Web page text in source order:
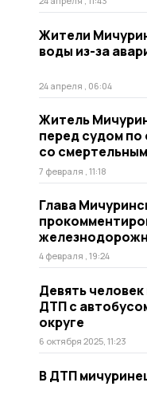
Жители
воды из-за
24 апреля , 06:04
Житель
перед судом
со
7 февраля , 11:18
Глава
4 февраля , 19:24
Девять
ДТП с
округе
6 октября 2025, 11:23
В ДТП